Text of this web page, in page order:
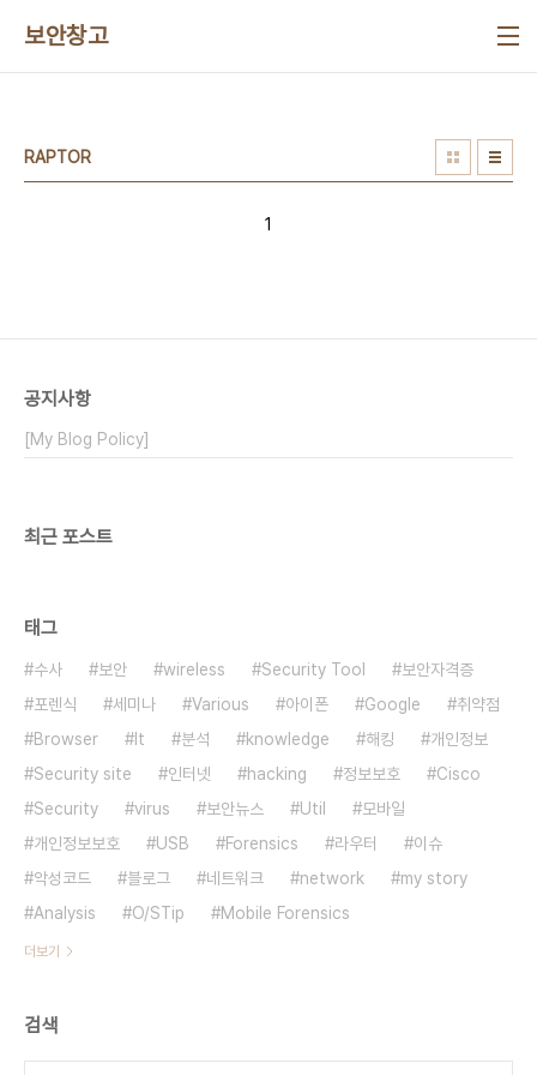
보안창고
RAPTOR
1
공지사항
[My Blog Policy]
최근 포스트
태그
수사 보안 wireless Security Tool
보안자격증
포렌식
세미나 Various 아이폰 Google
취약점
Browser
It 분석 knowledge 해킹
개인정보
Security site
인터넷 hacking 정보보호
Cisco
Security
virus 보안뉴스 Util
모바일
개인정보보호
USB Forensics 라우터
이슈
악성코드
블로그 네트워크 network
my story
Analysis
O/STip Mobile Forensics
더보기
검색